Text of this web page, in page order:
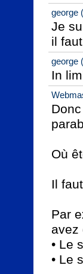
george
Je
il
george
In
Où
Il
Par
avez
• Le
• Le